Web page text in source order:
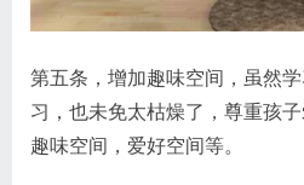
第五条，增加趣味空间，虽然
习，也未免太枯燥了，尊重孩
趣味空间，爱好空间等。